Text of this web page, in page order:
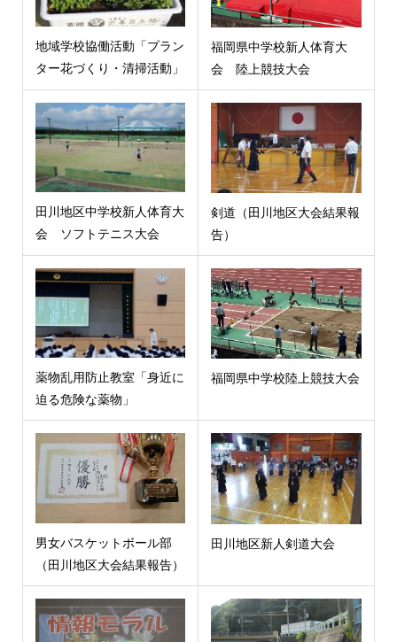
地域学校協働活動「プラン
ター花づくり・清掃活動」
福岡県中学校新人体育大
会 陸上競技大会
田川地区中学校新人体育大
会 ソフトテニス大会
剣道（田川地区大会結果報
告）
薬物乱用防止教室「身近に
迫る危険な薬物」
福岡県中学校陸上競技大会
男女バスケットボール部
（田川地区大会結果報告）
田川地区新人剣道大会